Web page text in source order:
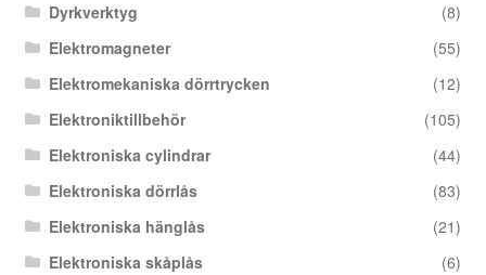
Dyrkverktyg
(8)
Elektromagneter
(55)
Elektromekaniska dörrtrycken
(12)
Elektroniktillbehör
(105)
Elektroniska cylindrar
(44)
Elektroniska dörrlås
(83)
Elektroniska hänglås
(21)
Elektroniska skåplås
(6)